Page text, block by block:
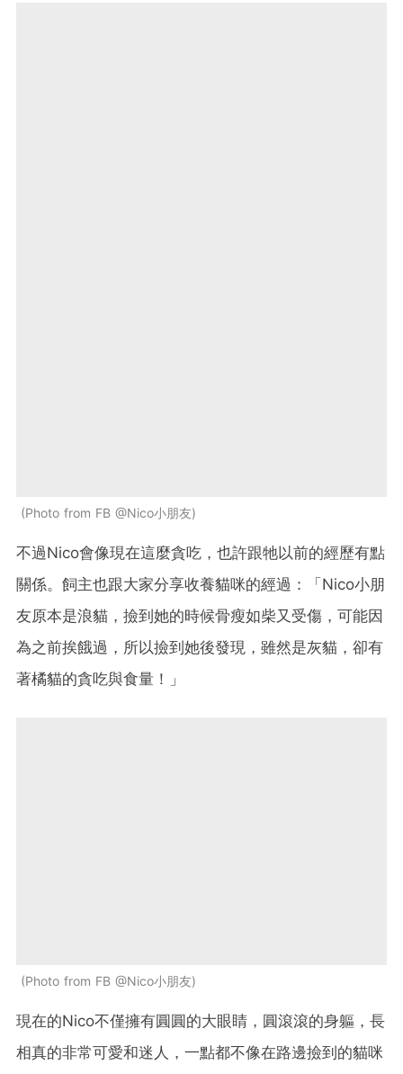
Photo from FB @Nico小朋友
不過Nico會像現在這麼貪吃，也許跟牠以前的經歷有點
關係。飼主也跟大家分享收養貓咪的經過：「Nico小朋
友原本是浪貓，撿到她的時候骨瘦如柴又受傷，可能因
為之前挨餓過，所以撿到她後發現，雖然是灰貓，卻有
著橘貓的貪吃與食量！」
Photo from FB @Nico小朋友
現在的Nico不僅擁有圓圓的大眼睛，圓滾滾的身軀，長
相真的非常可愛和迷人，一點都不像在路邊撿到的貓咪